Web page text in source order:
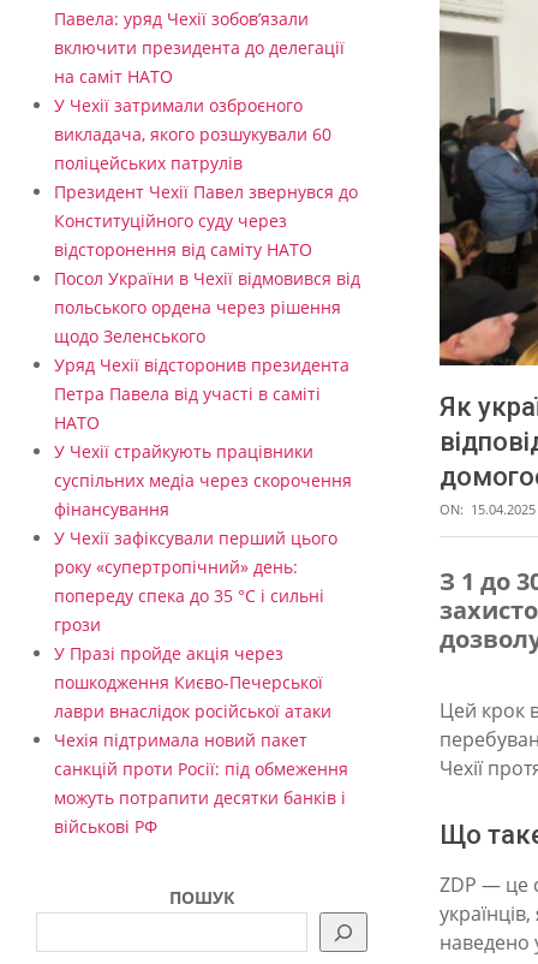
Як
ON: 15.04.2025
Я
к
к
р
ї
н
ц
З 1 до
Цей крок
Чехії
Що
ZDP — це
наведено
Павела: уряд Чехії зобов’язали
включити президента до делегації
на саміт НАТО
У Чехії затримали озброєного
викладача, якого розшукували 60
поліцейських патрулів
Президент Чехії Павел звернувся до
Конституційного суду через
відсторонення від саміту НАТО
Посол України в Чехії відмовився від
польського ордена через рішення
щодо Зеленського
Уряд Чехії відсторонив президента
Петра Павела від участі в саміті
НАТО
У Чехії страйкують працівники
суспільних медіа через скорочення
фінансування
У Чехії зафіксували перший цього
року «супертропічний» день:
попереду спека до 35 °C і сильні
грози
У Празі пройде акція через
пошкодження Києво-Печерської
лаври внаслідок російської атаки
Чехія підтримала новий пакет
санкцій проти Росії: під обмеження
можуть потрапити десятки банків і
військові РФ
ПОШУК